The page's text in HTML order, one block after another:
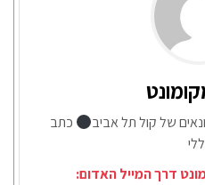
של קול תל אביב
כתב
דרך המייל האדום: